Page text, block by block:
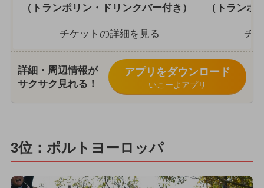
（トランポリン・ドリンクバー付き）
チケットの詳細を見る
（トランポ
チ
詳細・周辺情報が
サクサク見れる！
アプリをダウンロード
いこーよアプリ
3位：ポルトヨーロッパ